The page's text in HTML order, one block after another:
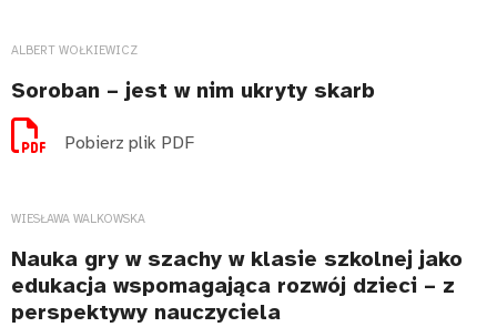
ALBERT WOŁKIEWICZ
Soroban – jest w nim ukryty skarb
Pobierz plik PDF
WIESŁAWA WALKOWSKA
Nauka gry w szachy w klasie szkolnej jako
edukacja wspomagająca rozwój dzieci – z
perspektywy nauczyciela